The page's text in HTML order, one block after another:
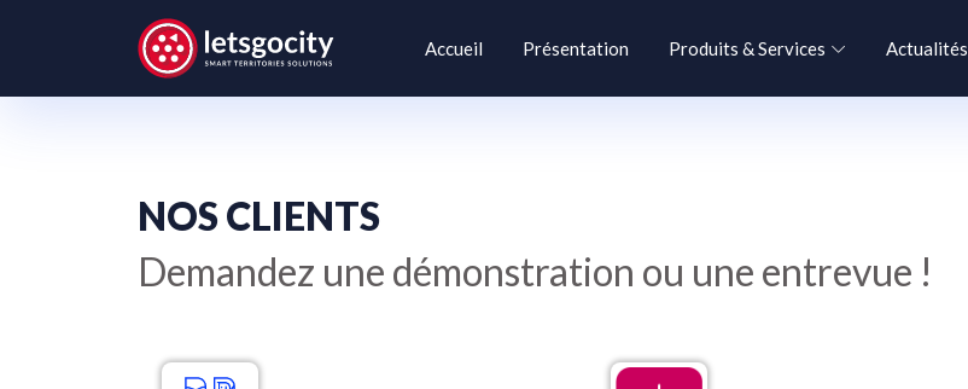
Accueil Présentation Produits & Services Actualités
NOS CLIENTS
Demandez une démonstration ou une entrevue !